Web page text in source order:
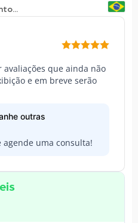
que ainda não
e em breve serão
outras
agende uma consulta!